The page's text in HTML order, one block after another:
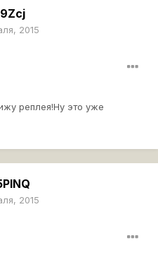
2015
реплея!Ну это уже
2015